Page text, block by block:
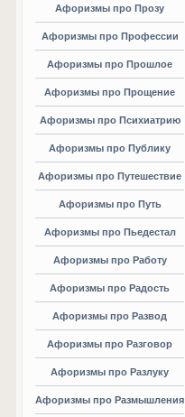
Афоризмы про Прозу
Афоризмы про Профессии
Афоризмы про Прошлое
Афоризмы про Прощение
Афоризмы про Психиатрию
Афоризмы про Публику
Афоризмы про Путешествие
Афоризмы про Путь
Афоризмы про Пьедестал
Афоризмы про Работу
Афоризмы про Радость
Афоризмы про Развод
Афоризмы про Разговор
Афоризмы про Разлуку
Афоризмы про Размышления